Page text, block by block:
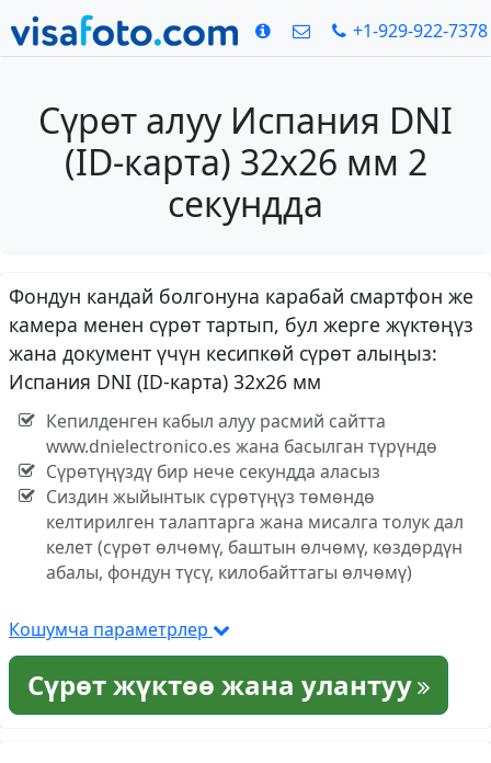
+1-929-922-7378
Сүрөт алуу Испания DNI
(ID-карта) 32x26 мм 2
секундда
Фондун кандай болгонуна карабай смартфон же
камера менен сүрөт тартып, бул жерге жүктөңүз
жана документ үчүн кесипкөй сүрөт алыңыз:
Испания DNI (ID-карта) 32x26 мм
Кепилденген кабыл алуу расмий сайтта
www.dnielectronico.es жана басылган түрүндө
Сүрөтүңүздү бир нече секундда аласыз
Сиздин жыйынтык сүрөтүңүз төмөндө
келтирилген талаптарга жана мисалга толук дал
келет (сүрөт өлчөмү, баштын өлчөмү, көздөрдүн
абалы, фондун түсү, килобайттагы өлчөмү)
Кошумча параметрлер
Сүрөт жүктөө жана улантуу